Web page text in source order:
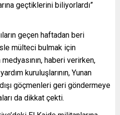
geçtiklerini biliyorlardı”
geçen haftadan beri
mülteci bulmak için
medyasının, haberi verirken,
kuruluşlarının, Yunan
göçmenleri geri göndermeye
da dikkat çekti.